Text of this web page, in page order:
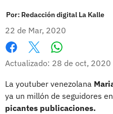
Por: Redacción digital La Kalle
22 de Mar, 2020
Facebook
X
Actualizado: 28 de oct, 2020
La youtuber venezolana
ya un millón de seguidores
picantes publicaciones.